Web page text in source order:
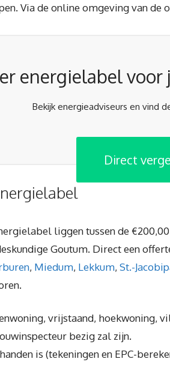
Via de online omgeving van
energielabel
Bekijk energieadviseurs en vind
Direct
liggen tussen de
Goutum. Direct een
, Miedum, Lekkum, St.-
vrijstaand, hoekwoning,
bezig zal zijn.
is (tekeningen en EPC-